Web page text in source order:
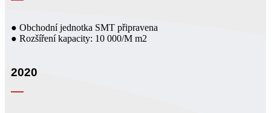
● Obchodní jednotka SMT připravena
● Rozšíření kapacity: 10 000/M m2
2020